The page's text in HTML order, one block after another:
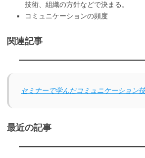
技術、組織の方針などで決まる。
コミュニケーションの頻度
関連記事
セミナーで学んだコミュニケーション
最近の記事